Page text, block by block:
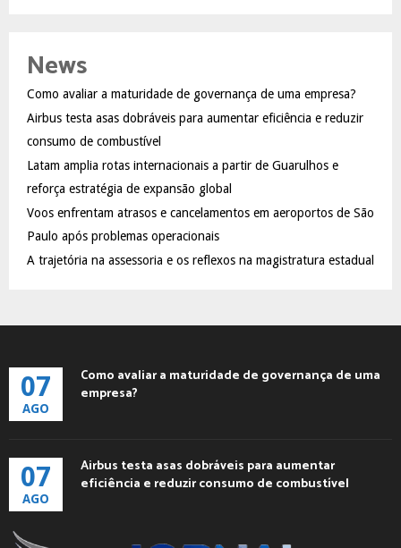
h
o
r
:
R
News
Como avaliar a maturidade de governança de uma empresa?
Airbus testa asas dobráveis para aumentar eficiência e reduzir
consumo de combustível
Latam amplia rotas internacionais a partir de Guarulhos e
reforça estratégia de expansão global
Voos enfrentam atrasos e cancelamentos em aeroportos de São
Paulo após problemas operacionais
A trajetória na assessoria e os reflexos na magistratura estadual
07
AGO
Como avaliar a maturidade de governança de uma
empresa?
07
AGO
Airbus testa asas dobráveis para aumentar
eficiência e reduzir consumo de combustível